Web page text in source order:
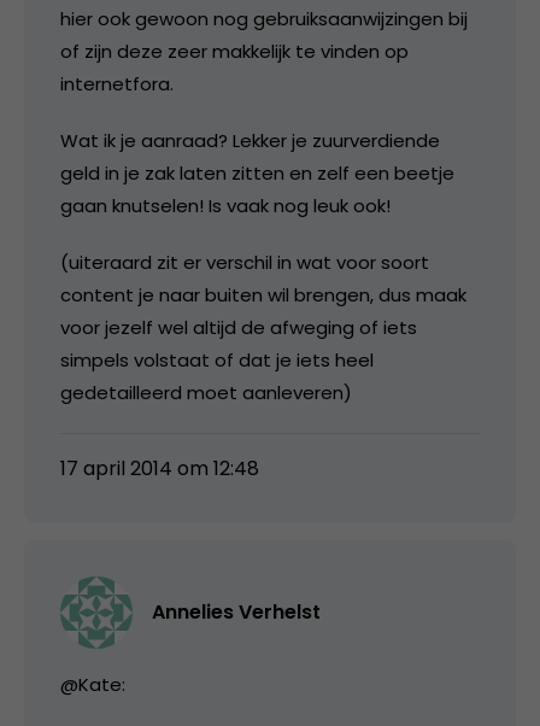
hier ook gewoon nog gebruiksaanwijzingen bij
of zijn deze zeer makkelijk te vinden op
internetfora.
Wat ik je aanraad? Lekker je zuurverdiende
geld in je zak laten zitten en zelf een beetje
gaan knutselen! Is vaak nog leuk ook!
(uiteraard zit er verschil in wat voor soort
content je naar buiten wil brengen, dus maak
voor jezelf wel altijd de afweging of iets
simpels volstaat of dat je iets heel
gedetailleerd moet aanleveren)
17 april 2014 om 12:48
Annelies Verhelst
@Kate: